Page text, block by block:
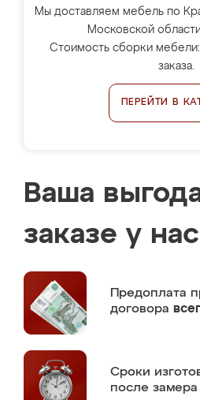
Мы доставляем мебель по
Московской
Стоимость сборки
заказа.
ПЕРЕЙТИ В
Ваша
заказе у нас
Предоплата
договора
Сроки
после замера